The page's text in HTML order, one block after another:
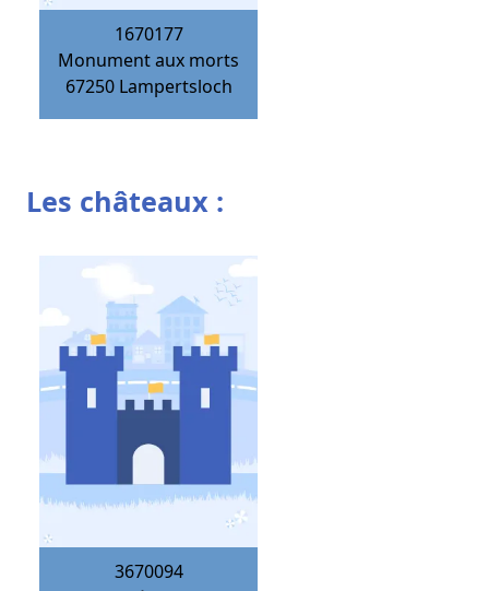
1670177
Monument aux morts
67250 Lampertsloch
Les châteaux :
3670094